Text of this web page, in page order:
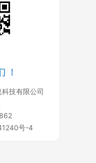
！
科技有限公司
号-4